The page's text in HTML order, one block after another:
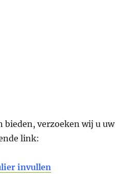
bieden, verzoeken wij u uw
link:
invullen